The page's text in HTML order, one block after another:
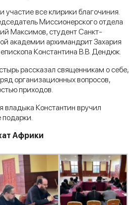
все клирики благочиния.
Миссионерского отдела
Максимов, студент Санкт-
академии архимандрит Захария
Константина В.В. Дендюк.
рассказал священникам о себе,
организационных вопросов,
приходов.
владыка Константин вручил
Африки